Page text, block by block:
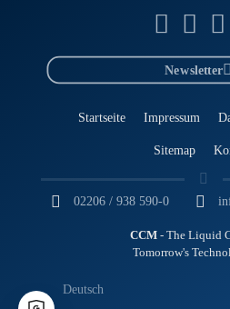
Startseite Impressum
Sitemap
02206 / 938 590-0
Newsletter
CCM - The Liquid
Tomorrow's
Deutsch